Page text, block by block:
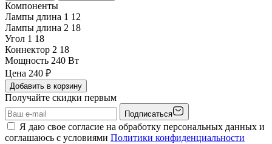
Компоненты
Лампы длина 1 12
Лампы длина 2 18
Угол 1 18
Коннектор 2 18
Мощность 240 Вт
Цена 240 ₽
Добавить в корзину
Получайте скидки первым
Подписаться
Я даю свое согласие на обработку персональных данных и
соглашаюсь с условиями Политики конфиденциальности